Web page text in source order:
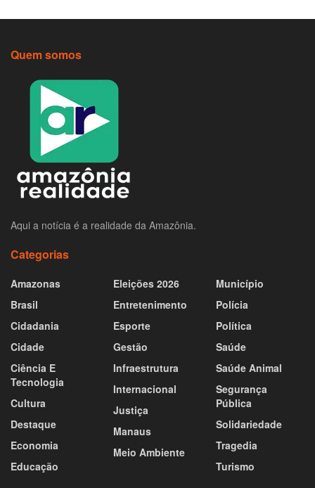
Quem somos
Aqui a notícia é a realidade da Amazônia.
Categorias
Amazonas
Brasil
Cidadania
Cidade
Ciência E
Tecnologia
Cultura
Destaque
Economia
Educação
Eleições 2026
Entretenimento
Esporte
Gestão
Infraestrutura
Internacional
Justiça
Manaus
Meio Ambiente
Município
Polícia
Política
Saúde
Saúde Animal
Segurança
Pública
Solidariedade
Tragedia
Turismo